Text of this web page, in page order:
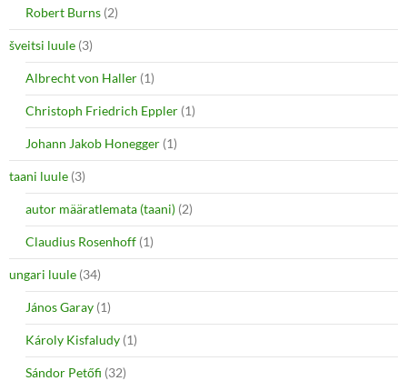
Robert Burns (2)
šveitsi luule (3)
Albrecht von Haller (1)
Christoph Friedrich Eppler (1)
Johann Jakob Honegger (1)
taani luule (3)
autor määratlemata (taani) (2)
Claudius Rosenhoff (1)
ungari luule (34)
János Garay (1)
Károly Kisfaludy (1)
Sándor Petőfi (32)